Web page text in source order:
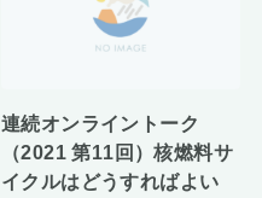
連続オンライントーク
（2021 第11回）核燃料サ
イクルはどうすればよい